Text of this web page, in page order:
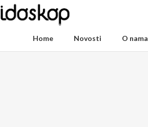
Home Novosti O nama